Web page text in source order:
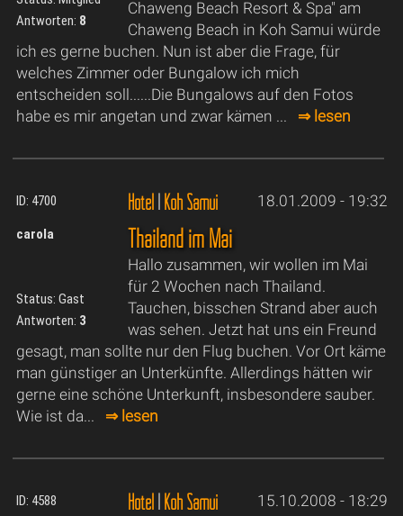
Antworten: 8
Chaweng Beach Resort & Spa" am
Chaweng Beach in Koh Samui würde
ich es gerne buchen. Nun ist aber die Frage, für
welches Zimmer oder Bungalow ich mich
entscheiden soll......Die Bungalows auf den Fotos
habe es mir angetan und zwar kämen ... ⇒ lesen
ID: 4700 Hotel|Koh Samui 18.01.2009 - 19:32
carola
Status: Gast
Antworten: 3
Thailand im Mai
Hallo zusammen, wir wollen im Mai
für 2 Wochen nach Thailand.
Tauchen, bisschen Strand aber auch
was sehen. Jetzt hat uns ein Freund
gesagt, man sollte nur den Flug buchen. Vor Ort käme
man günstiger an Unterkünfte. Allerdings hätten wir
gerne eine schöne Unterkunft, insbesondere sauber.
Wie ist da... ⇒ lesen
ID: 4588 Hotel|Koh Samui 15.10.2008 - 18:29